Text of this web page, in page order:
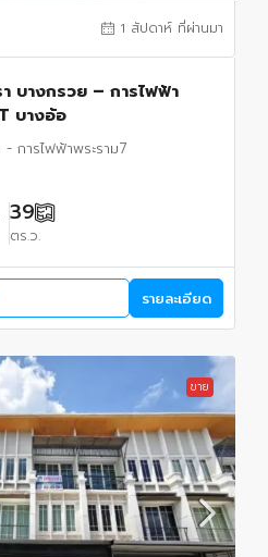
1 สัปดาห์ ที่ผ่านมา
บางกรวย – การไฟฟ้า
บางอ้อ
การไฟฟ้าพระราม7
39
ตร.ว.
รายละเอียด
ขาย